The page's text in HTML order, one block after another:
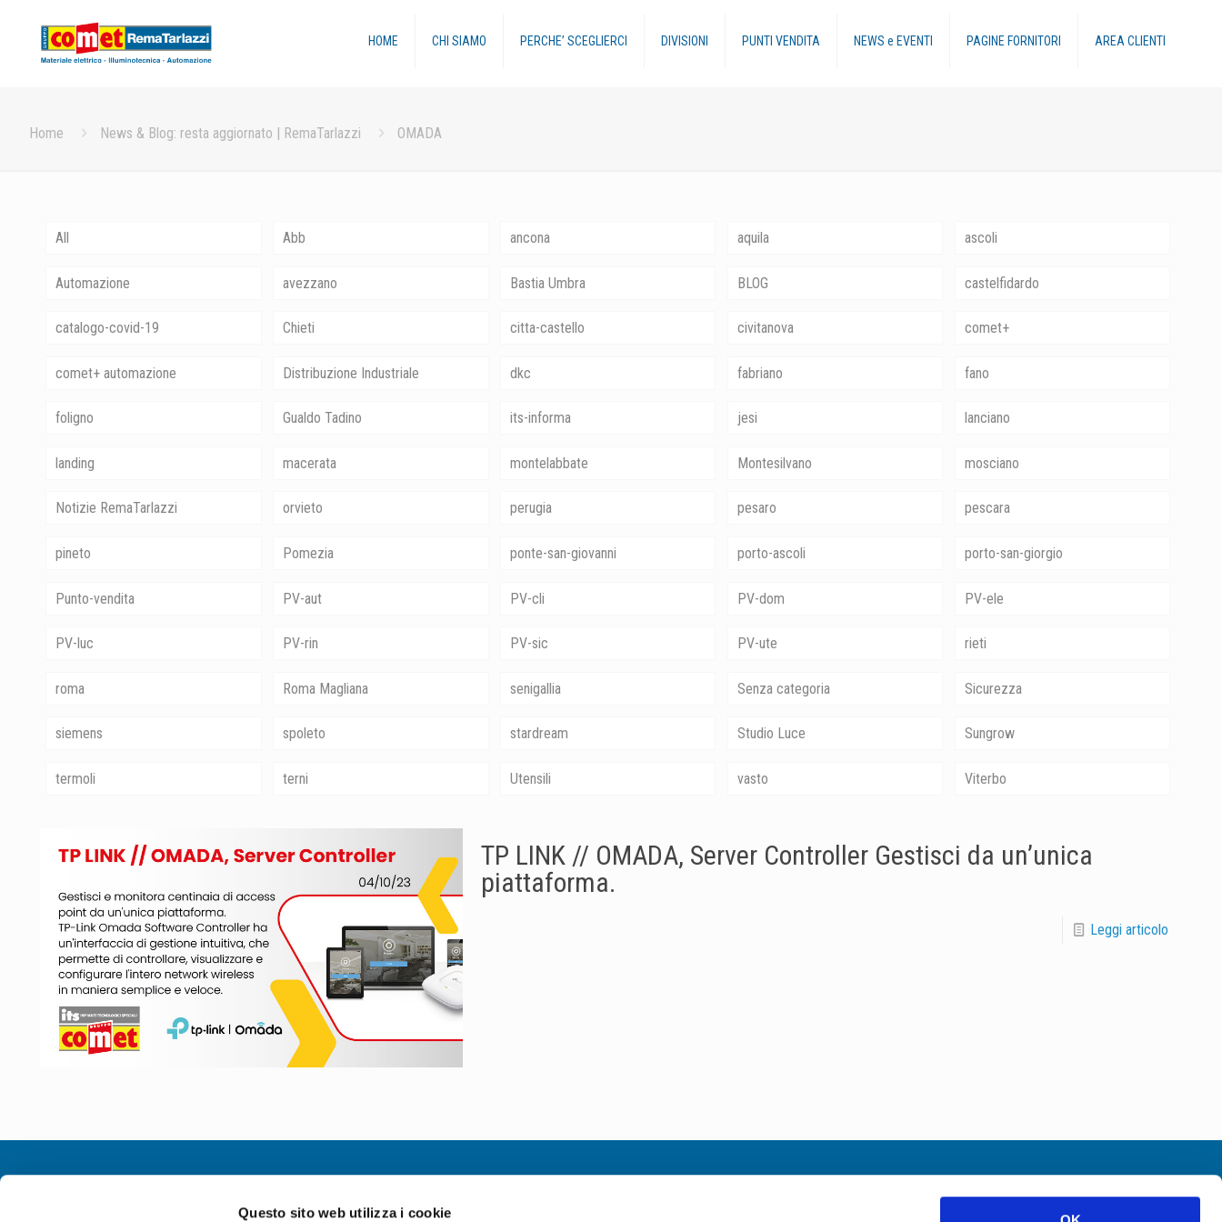
Questo sito web utilizza i cookie
HOME CHI SIAMO PERCHE’ SCEGLIERCI DIVISIONI PUNTI VENDITA NEWS e EVENTI PAGINE FORNITORI AREA CLIENTI
Home News & Blog: resta aggiornato | RemaTarlazzi OMADA
All Abb ancona aquila ascoli
Automazione avezzano Bastia Umbra BLOG castelfidardo
catalogo-covid-19 Chieti citta-castello civitanova comet+
comet+ automazione Distribuzione Industriale dkc fabriano fano
foligno Gualdo Tadino its-informa jesi lanciano
landing macerata montelabbate Montesilvano mosciano
Notizie RemaTarlazzi orvieto perugia pesaro pescara
pineto Pomezia ponte-san-giovanni porto-ascoli porto-san-giorgio
Punto-vendita PV-aut PV-cli PV-dom PV-ele
PV-luc PV-rin PV-sic PV-ute rieti
roma Roma Magliana senigallia Senza categoria Sicurezza
siemens spoleto stardream Studio Luce Sungrow
termoli terni Utensili vasto Viterbo
TP LINK // OMADA, Server Controller Gestisci da un’unica
piattaforma.
Leggi articolo
Certificazioni ISO